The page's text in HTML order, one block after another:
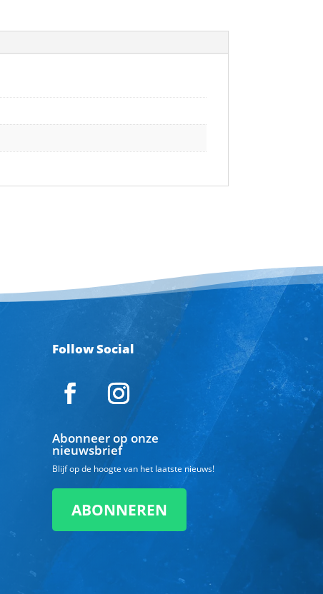
Follow Social
Abonneer op onze
nieuwsbrief
Blijf op de hoogte van het laatste nieuws!
ABONNEREN